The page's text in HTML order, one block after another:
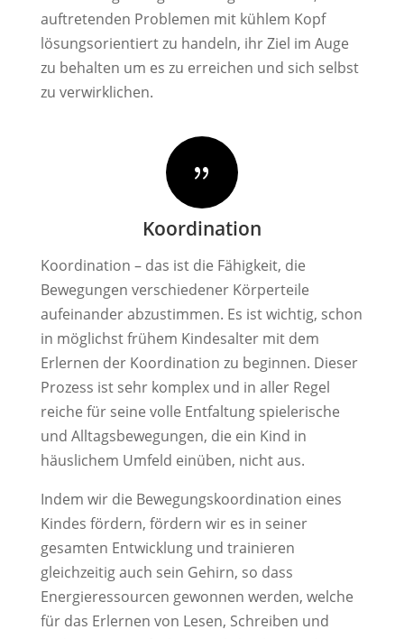
auftretenden Problemen mit kühlem Kopf
lösungsorientiert zu handeln, ihr Ziel im Auge
zu behalten um es zu erreichen und sich selbst
zu verwirklichen.
{
Koordination
Koordination – das ist die Fähigkeit, die
Bewegungen verschiedener Körperteile
aufeinander abzustimmen. Es ist wichtig, schon
in möglichst frühem Kindesalter mit dem
Erlernen der Koordination zu beginnen. Dieser
Prozess ist sehr komplex und in aller Regel
reiche für seine volle Entfaltung spielerische
und Alltagsbewegungen, die ein Kind in
häuslichem Umfeld einüben, nicht aus.
Indem wir die Bewegungskoordination eines
Kindes fördern, fördern wir es in seiner
gesamten Entwicklung und trainieren
gleichzeitig auch sein Gehirn, so dass
Energieressourcen gewonnen werden, welche
für das Erlernen von Lesen, Schreiben und